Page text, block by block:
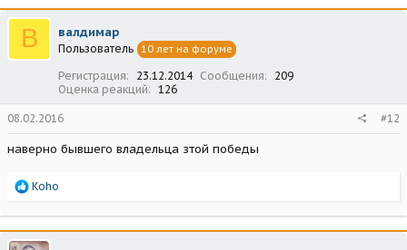
В валдимар
Пользователь 10 лет на форуме
Регистрация 23.12.2014 Сообщения
209
Оценка реакций
126
08.02.2016 #12
наверно бывшего владельца зтой победы
Р
а
к
ц
Koho